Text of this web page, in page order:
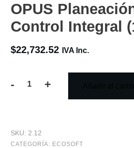
OPUS
Control Integral
$22,732.52 IVA Inc.
-
Control
+
SKU: 2.12
CATEGORÍA: ECOSOFT